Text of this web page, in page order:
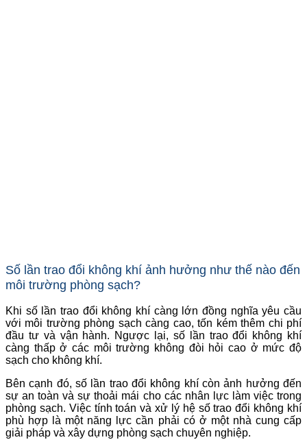
Số lần trao đổi không khí ảnh hưởng như thế nào đến
môi trường phòng sạch?
Khi số lần trao đổi không khí càng lớn đồng nghĩa yêu cầu
với môi trường phòng sạch càng cao, tốn kém thêm chi phí
đầu tư và vận hành. Ngược lại, số lần trao đổi không khí
càng thấp ở các môi trường không đòi hỏi cao ở mức độ
sạch cho không khí.
Bên cạnh đó, số lần trao đổi không khí còn ảnh hưởng đến
sự an toàn và sự thoải mái cho các nhân lực làm việc trong
phòng sạch. Việc tính toán và xử lý hệ số trao đổi không khí
phù hợp là một năng lực cần phải có ở một nhà cung cấp
giải pháp và xây dựng phòng sạch chuyên nghiệp.